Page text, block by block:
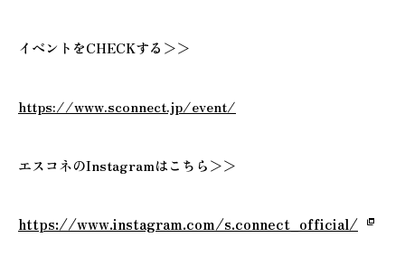
イベントをCHECKする＞＞
https://www.sconnect.jp/event/
エスコネのInstagramはこちら＞＞
https://www.instagram.com/s.connect_official/